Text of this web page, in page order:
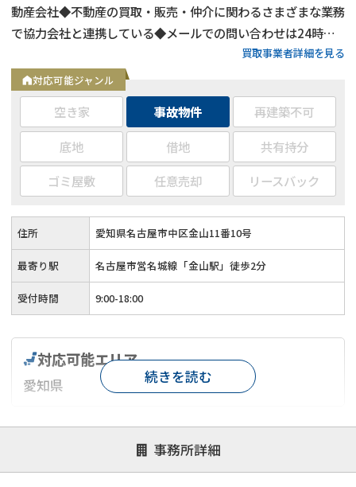
動産会社◆不動産の買取・販売・仲介に関わるさまざまな業務
で協力会社と連携している◆メールでの問い合わせは24時間
買取事業者詳細を見る
対応可能ジャンル
空き家 事故物件
再建築不可
底地
借地
共有持分
ゴミ屋敷
任意売却 リースバック
住所 愛知県名古屋市中区金山11番10号
最寄り駅 名古屋市営名城線「金山駅」徒歩2分
受付時間 9:00-18:00
事務所詳細
対応可能エリア
愛知県
対応が親身 オンライン面談可能
レスポンスが早い
1億円以上の買取可
続きを読む